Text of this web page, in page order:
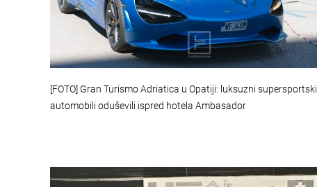
[FOTO] Gran Turismo Adriatica u Opatiji: luksuzni supersportski
automobili oduševili ispred hotela Ambasador